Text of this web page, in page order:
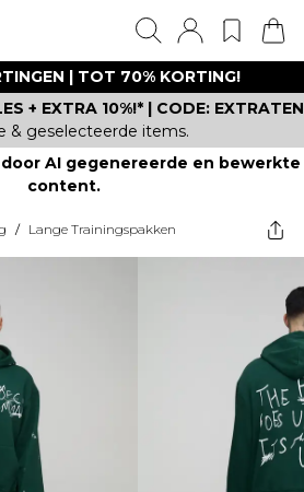
| TOT 70% KORTING!
+ EXTRA 10%!* | CODE: EXTRATEN
& geselecteerde items.
AI gegenereerde en bewerkte
content.
/ Lange Trainingspakken